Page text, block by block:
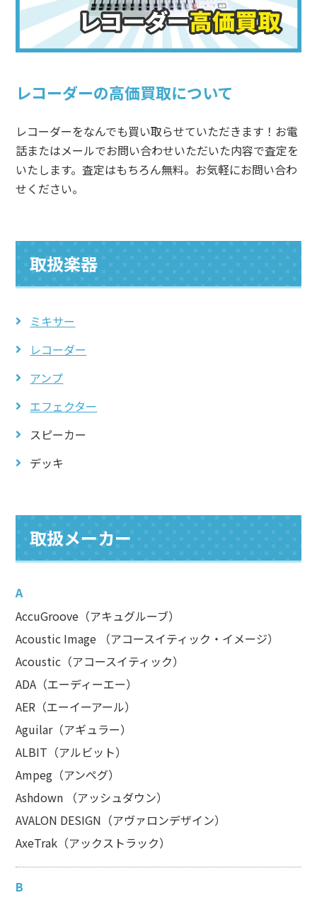
レコーダーの高価買取について
レコーダーをなんでも買い取らせていただきます！お電
話またはメールでお問い合わせいただいた内容で査定を
いたします。査定はもちろん無料。お気軽にお問い合わ
せください。
取扱楽器
ミキサー
レコーダー
アンプ
エフェクター
スピーカー
デッキ
取扱メーカー
A
AccuGroove（アキュグルーブ）
Acoustic Image （アコースイティック・イメージ）
Acoustic（アコースイティック）
ADA（エーディーエー）
AER（エーイーアール）
Aguilar（アギュラー）
ALBIT（アルビット）
Ampeg（アンペグ）
Ashdown （アッシュダウン）
AVALON DESIGN（アヴァロンデザイン）
AxeTrak（アックストラック）
B